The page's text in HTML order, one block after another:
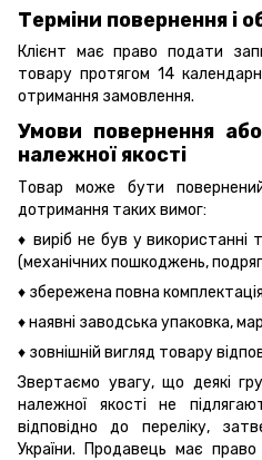
Терміни повернення і
Клієнт має право подати
товару протягом 14
отримання замовлення.
Умови повернення
належної якості
Товар може бути
дотримання таких вимог:
♦ виріб не був у використанні
(механічних пошкоджень,
♦ збережена повна
♦ наявні заводська упаковка,
♦ зовнішній вигляд товару
Звертаємо увагу, що деякі
належної якості не
відповідно до переліку,
України. Продавець має